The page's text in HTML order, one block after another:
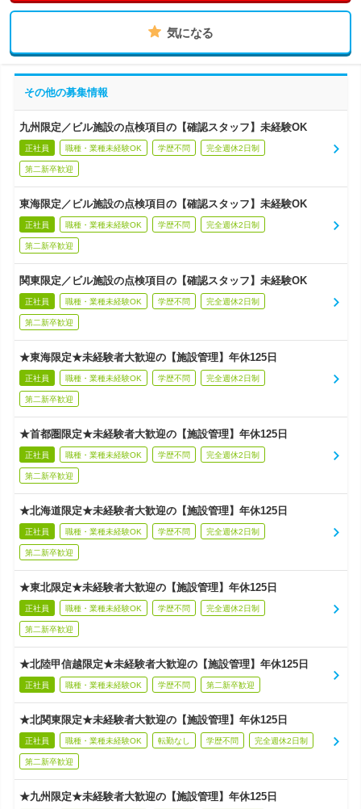
気になる
その他の募集情報
九州限定／ビル施設の点検項目の【確認スタッフ】未経験OK
正社員 職種・業種未経験OK 学歴不問 完全週休2日制
第二新卒歓迎
東海限定／ビル施設の点検項目の【確認スタッフ】未経験OK
正社員 職種・業種未経験OK 学歴不問 完全週休2日制
第二新卒歓迎
関東限定／ビル施設の点検項目の【確認スタッフ】未経験OK
正社員 職種・業種未経験OK 学歴不問 完全週休2日制
第二新卒歓迎
★東海限定★未経験者大歓迎の【施設管理】年休125日
正社員 職種・業種未経験OK 学歴不問 完全週休2日制
第二新卒歓迎
★首都圏限定★未経験者大歓迎の【施設管理】年休125日
正社員 職種・業種未経験OK 学歴不問 完全週休2日制
第二新卒歓迎
★北海道限定★未経験者大歓迎の【施設管理】年休125日
正社員 職種・業種未経験OK 学歴不問 完全週休2日制
第二新卒歓迎
★東北限定★未経験者大歓迎の【施設管理】年休125日
正社員 職種・業種未経験OK 学歴不問 完全週休2日制
第二新卒歓迎
★北陸甲信越限定★未経験者大歓迎の【施設管理】年休125日
正社員 職種・業種未経験OK 学歴不問 第二新卒歓迎
★北関東限定★未経験者大歓迎の【施設管理】年休125日
正社員 職種・業種未経験OK 転勤なし 学歴不問 完全週休2日制
第二新卒歓迎
★九州限定★未経験者大歓迎の【施設管理】年休125日